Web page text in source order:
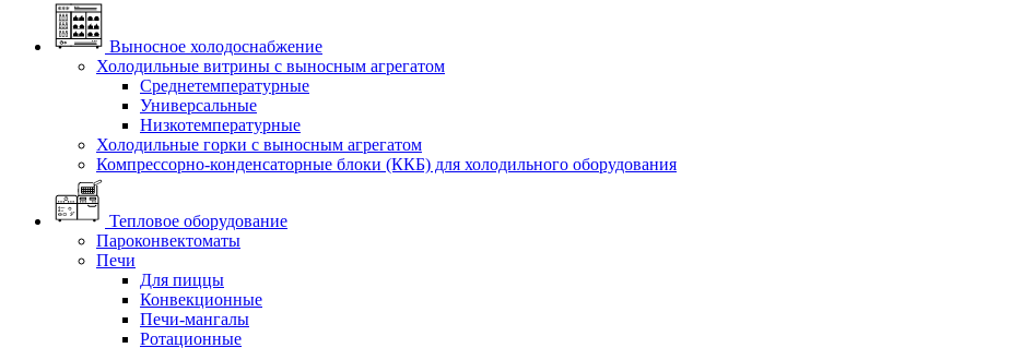
Выносное холодоснабжение
Холодильные витрины с выносным агрегатом
Среднетемпературные
Универсальные
Низкотемпературные
Холодильные горки с выносным агрегатом
Компрессорно-конденсаторные блоки (ККБ) для холодильного оборудования
Тепловое оборудование
Пароконвектоматы
Печи
Для пиццы
Конвекционные
Печи-мангалы
Ротационные